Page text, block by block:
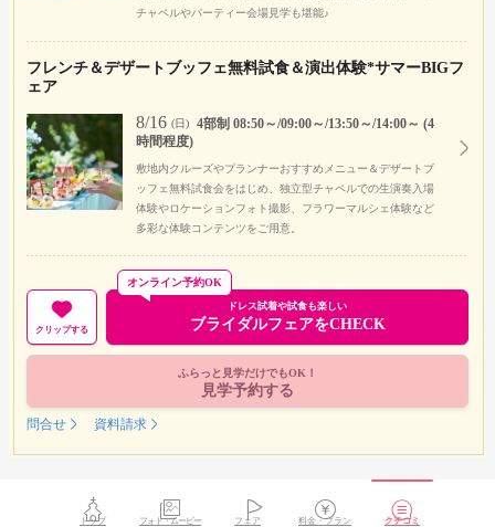
チャペルやパーティー会場見学も堪能♪
フレンチ＆デザートブッフェ無料試食＆演出体験*サマーBIGフ
ェア
8/16 (日)
4部制 08:50～/09:00～/13:50～/14:00～ (4
時間程度)
敷地内クルーズやプランナーおすすめメニュー＆デザートブ
ッフェ無料試食会をはじめ、独立型チャペルでの生演奏入場
体験やロケーションフォト撮影、フラワーマルシェ体験など
多彩な体験コンテンツをご用意。
クリップする
ドレス試着や試食も楽しい
ブライダルフェアをCHECK
オンライン予約OK
ふらっと見学だけでもOK！
見学予約する
問合せ 資料請求
トップ フォト・ムービー フェア 料金・プラン クチコミ